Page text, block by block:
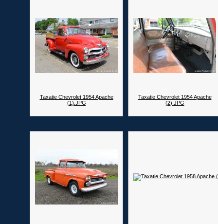
Taxatie Chevrolet 1954 Apache
(1).JPG
Taxatie Chevrolet 1954 Apache
(2).JPG